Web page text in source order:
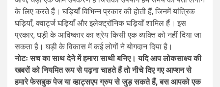
के लिए करते हैं। घड़ियाँ विभिन्न प्रकार की होती हैं, जिनमें यांत्रिक
घड़ियाँ, क्वार्ट्ज घड़ियाँ और इलेक्ट्रॉनिक घड़ियाँ शामिल हैं। इस
प्रकार, घड़ी के आविष्कार का श्रेय किसी एक व्यक्ति को नहीं दिया जा
सकता है। घड़ी के विकास में कई लोगों ने योगदान दिया है।
नोटः सच का साथ देने में हमारा साथी बनिए। यदि आप लोकसाक्ष्य की
खबरों को नियमित रूप से पढ़ना चाहते हैं तो नीचे दिए गए आप्शन से
हमारे फेसबुक पेज या व्हाट्सएप ग्रुप से जुड़ सकते हैं, बस आपको एक